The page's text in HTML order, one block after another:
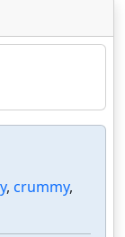
, crummy,